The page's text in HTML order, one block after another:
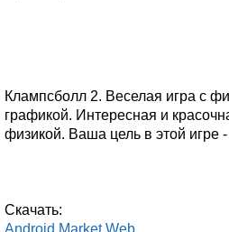
Клампсболл 2. Веселая игра с
графикой. Интересная и
физикой. Ваша цель в этой игре -
Скачать:
Android Market Web